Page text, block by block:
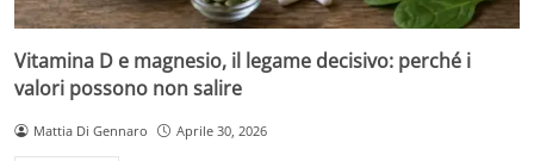
Vitamina D e magnesio, il legame decisivo: perché i
valori possono non salire
Mattia Di Gennaro Aprile 30, 2026